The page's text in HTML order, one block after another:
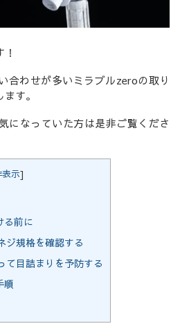
合わせが多いミラブルzeroの取り
す。
になっていた方は是非ご覧くださ
表示]
る前に
ジ規格を確認する
て目詰まりを予防する
順